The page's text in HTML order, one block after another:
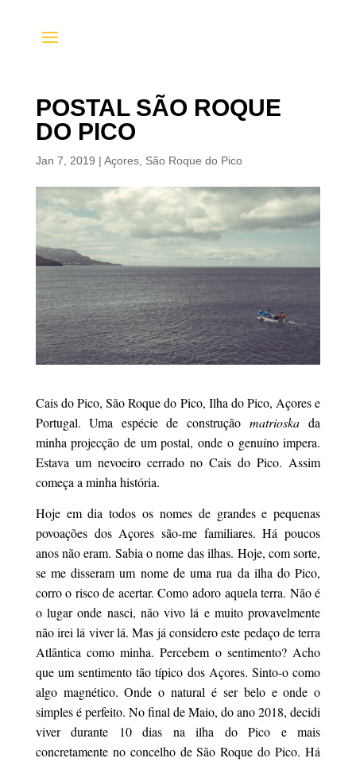
POSTAL SÃO ROQUE
DO PICO
Jan 7, 2019 | Açores, São Roque do Pico
Cais do Pico, São Roque do Pico, Ilha do Pico, Açores e
Portugal. Uma espécie de construção matrioskada
minha projecção de um postal, onde o genuíno impera.
Estava um nevoeiro cerrado no Cais do Pico. Assim
começa a minha história.
Hoje em dia todos os nomes de grandes e pequenas
povoações dos Açores são-me familiares. Há poucos
anos não eram. Sabia o nome das ilhas. Hoje, com sorte,
se me disseram um nome de uma rua da ilha do Pico,
corro o risco de acertar. Como adoro aquela terra. Não é
o lugar onde nasci, não vivo lá e muito provavelmente
não irei lá viver lá. Mas já considero este pedaço de terra
Atlântica como minha. Percebem o sentimento? Acho
que um sentimento tão típico dos Açores. Sinto-o como
algo magnético. Onde o natural é ser belo e onde o
simples é perfeito. No final de Maio, do ano 2018, decidi
viver durante 10 dias na ilha do Pico e mais
concretamente no concelho de São Roque do Pico. Há